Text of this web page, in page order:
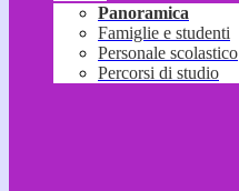
Panoramica
Famiglie e studenti
Personale scolastico
Percorsi di studio